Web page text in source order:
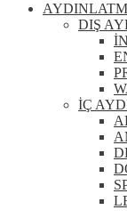
DIŞ
İÇ